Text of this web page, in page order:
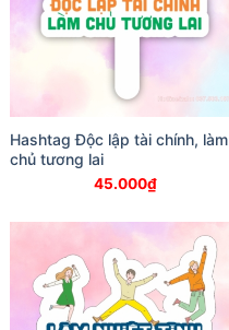
Hashtag Độc lập tài chính, làm
chủ tương lai
45.000₫